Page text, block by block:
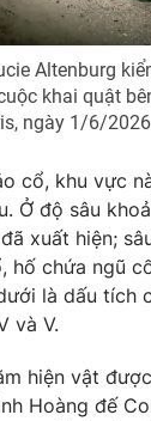
Truyền hình
báo VTV
báo in và báo
Altenburg
khai quật
ngày 1/6/
cổ, khu vực
Ở độ sâu
xuất hiện;
hố chứa ngũ
là dấu tích
và V.
hiện vật
Hoàng đế